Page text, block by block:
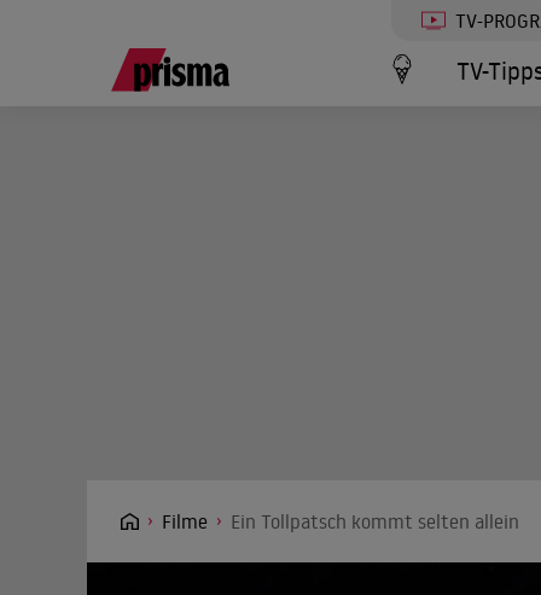
TV-
TV-
Filme Ein Tollpatsch kommt selten allein